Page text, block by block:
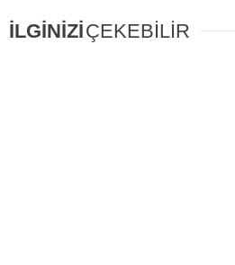
İLGİNİZİÇEKEBİLİR